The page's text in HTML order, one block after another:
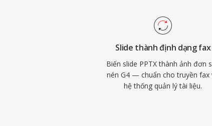
Slide thành định dạng fax
Biến slide PPTX thành ảnh đơn
nén G4 — chuẩn cho truyền fax
hệ thống quản lý tài liệu.